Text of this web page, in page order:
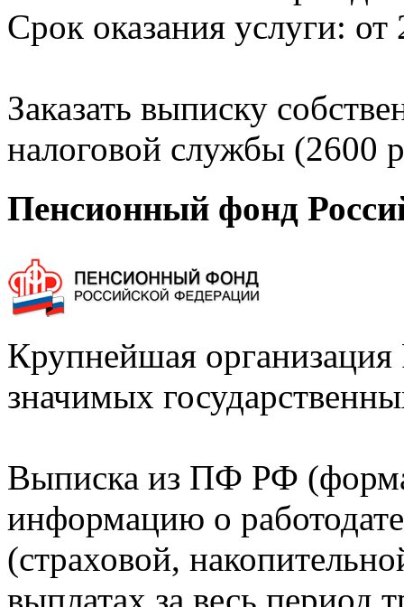
Срок оказания услуги: от
Заказать выписку
налоговой службы (2600
Пенсионный фонд
Крупнейшая
значимых
Выписка из ПФ РФ
информацию о
(страховой,
выплатах за весь период